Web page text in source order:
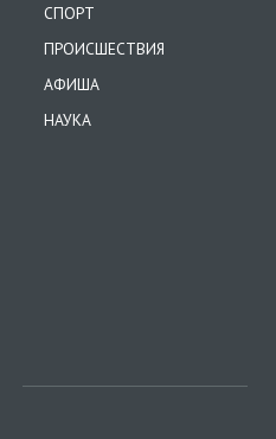
СПОРТ
ПРОИСШЕСТВИЯ
АФИША
НАУКА